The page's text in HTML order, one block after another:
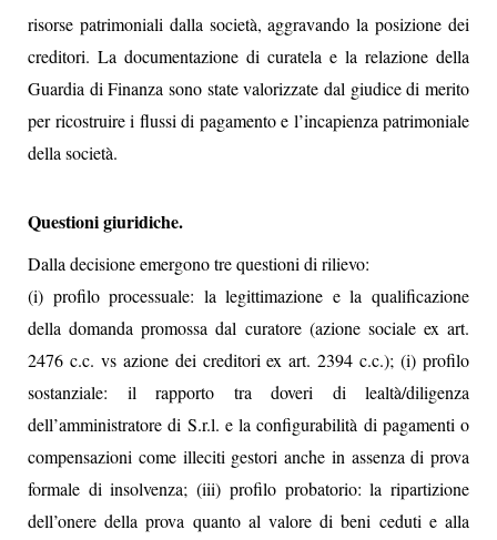
risorse patrimoniali dalla società, aggravando la posizione dei
creditori. La documentazione di curatela e la relazione della
Guardia di Finanza sono state valorizzate dal giudice di merito
per ricostruire i flussi di pagamento e l’incapienza patrimoniale
della società.
Questioni giuridiche.
Dalla decisione emergono tre questioni di rilievo:
(i) profilo processuale: la legittimazione e la qualificazione
della domanda promossa dal curatore (azione sociale ex art.
2476 c.c. vs azione dei creditori ex art. 2394 c.c.); (i) profilo
sostanziale: il rapporto tra doveri di lealtà/diligenza
dell’amministratore di S.r.l. e la configurabilità di pagamenti o
compensazioni come illeciti gestori anche in assenza di prova
formale di insolvenza; (iii) profilo probatorio: la ripartizione
dell’onere della prova quanto al valore di beni ceduti e alla